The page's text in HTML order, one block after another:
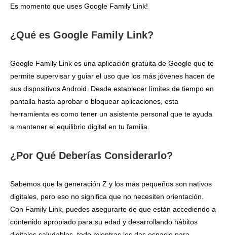
Es momento que uses Google Family Link!
¿Qué es Google Family Link?
Google Family Link es una aplicación gratuita de Google que te
permite supervisar y guiar el uso que los más jóvenes hacen de
sus dispositivos Android. Desde establecer límites de tiempo en
pantalla hasta aprobar o bloquear aplicaciones, esta
herramienta es como tener un asistente personal que te ayuda
a mantener el equilibrio digital en tu familia.
¿Por Qué Deberías Considerarlo?
Sabemos que la generación Z y los más pequeños son nativos
digitales, pero eso no significa que no necesiten orientación.
Con Family Link, puedes asegurarte de que están accediendo a
contenido apropiado para su edad y desarrollando hábitos